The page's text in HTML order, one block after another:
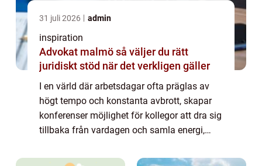
31 juli 2026 admin
inspiration
Advokat malmö så väljer du rätt
juridiskt stöd när det verkligen gäller
I en värld där arbetsdagar ofta präglas av
högt tempo och konstanta avbrott, skapar
konferenser möjlighet för kollegor att dra sig
tillbaka från vardagen och samla energi,
lummiga ö som är belägen strax öster...